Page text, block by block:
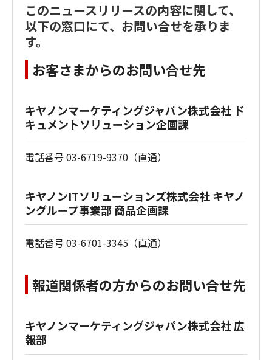
このニュースリリースの内容に関して、
以下の窓口にて、お問い合せを承りま
す。
お客さまからのお問い合せ先
キヤノンマーケティングジャパン株式会社 ド
キュメントソリューション企画課
電話番号 03-6719-9370（直通）
キヤノンITソリューションズ株式会社 キヤノ
ングループ事業部 商品企画課
電話番号 03-6701-3345（直通）
報道関係者の方からのお問い合せ先
キヤノンマーケティングジャパン株式会社 広
報部